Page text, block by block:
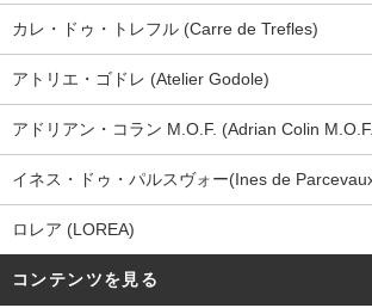
カレ・ドゥ・トレフル (Carre de Trefles)
アトリエ・ゴドレ (Atelier Godole)
アドリアン・コラン M.O.F. (Adrian Colin
イネス・ドゥ・パルスヴォー(Ines de
ロレア (LOREA)
コンテンツを見る